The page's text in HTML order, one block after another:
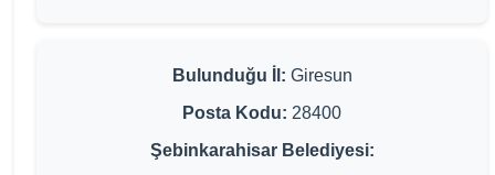
Bulunduğu İl: Giresun
Posta Kodu: 28400
Şebinkarahisar Belediyesi: